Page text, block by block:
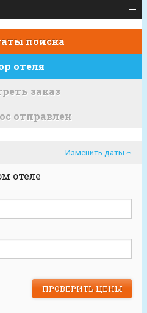
поиска
отеля
заказ
отправлен
Изменить даты
отеле